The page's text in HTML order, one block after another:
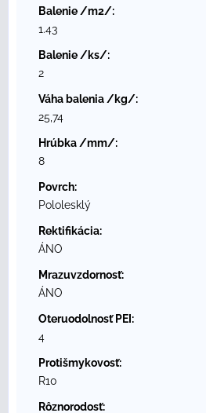
Balenie /m2/:
1.43
Balenie /ks/:
2
Váha balenia /kg/:
25,74
Hrúbka /mm/:
8
Povrch:
Pololesklý
Rektifikácia:
ÁNO
Mrazuvzdornosť:
ÁNO
Oteruodolnosť PEI:
4
Protišmykovosť:
R10
Rôznorodosť: